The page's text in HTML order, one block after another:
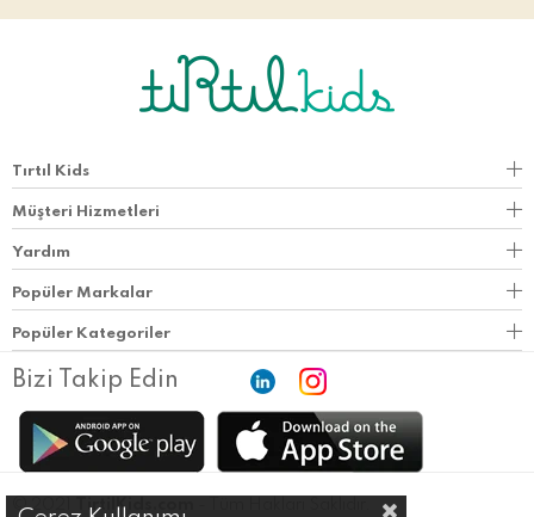
Tırtıl Kids
Müşteri Hizmetleri
Yardım
Popüler Markalar
Popüler Kategoriler
Bizi Takip Edin
© 2021 TirtilKids.com